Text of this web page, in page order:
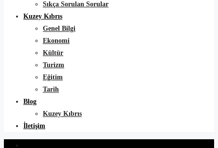
Sıkça Sorulan Sorular
Kuzey Kıbrıs
Genel Bilgi
Ekonomi
Kültür
Turizm
Eğitim
Tarih
Blog
Kuzey Kıbrıs
İletişim